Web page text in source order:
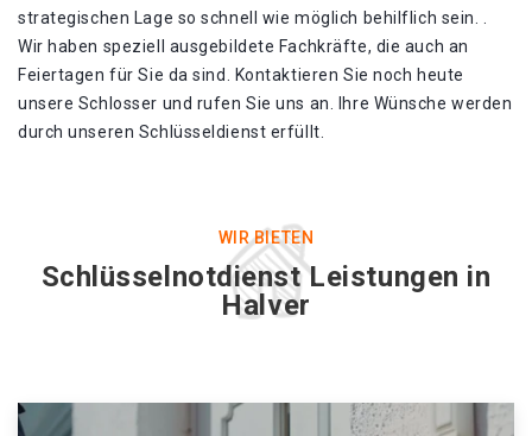
strategischen Lage so schnell wie möglich behilflich sein. .
Wir haben speziell ausgebildete Fachkräfte, die auch an
Feiertagen für Sie da sind. Kontaktieren Sie noch heute
unsere Schlosser und rufen Sie uns an. Ihre Wünsche werden
durch unseren Schlüsseldienst erfüllt.
WIR BIETEN
Schlüsselnotdienst Leistungen in
Halver